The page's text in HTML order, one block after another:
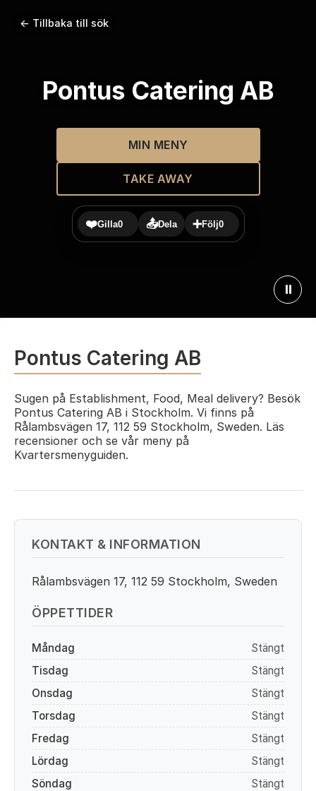
← Tillbaka till sök
Pontus Catering AB
MIN MENY
TAKE AWAY
❤️Gilla0 📤Dela ➕Följ0
⏸
Pontus Catering AB
Sugen på Establishment, Food, Meal delivery? Besök
Pontus Catering AB i Stockholm. Vi finns på
Rålambsvägen 17, 112 59 Stockholm, Sweden. Läs
recensioner och se vår meny på
Kvartersmenyguiden.
KONTAKT & INFORMATION
Rålambsvägen 17, 112 59 Stockholm, Sweden
ÖPPETTIDER
Måndag
Stängt
Tisdag
Stängt
Onsdag
Stängt
Torsdag
Stängt
Fredag
Stängt
Lördag
Stängt
Söndag
Stängt